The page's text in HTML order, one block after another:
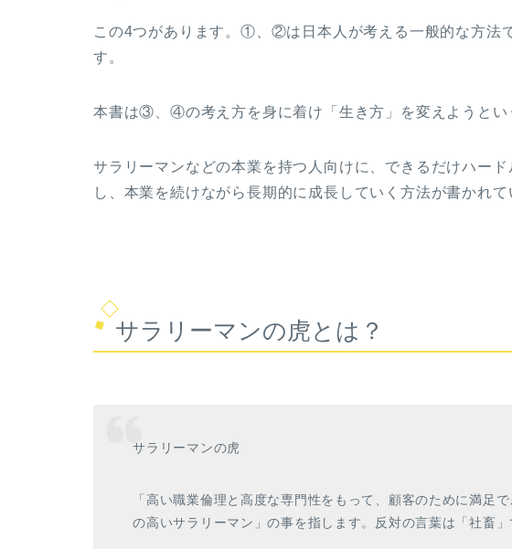
この4つがあります。①、②は日本人が考える一般的な方
す。
本書は③、④の考え方を身に着け「生き方」を変えようとい
サラリーマンなどの本業を持つ人向けに、できるだけハー
し、本業を続けながら長期的に成長していく方法が書かれて
サラリーマンの虎とは？
サラリーマンの虎
「高い職業倫理と高度な専門性をもって、顧客のために満足
の高いサラリーマン」の事を指します。反対の言葉は「社畜」